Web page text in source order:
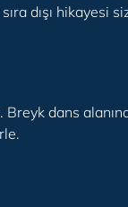
dışı hikayesi
Breyk dans